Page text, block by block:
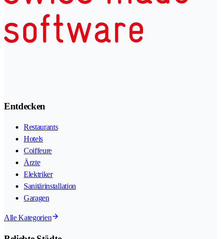
Entdecken
Restaurants
Hotels
Coiffeure
Ärzte
Elektriker
Sanitärinstallation
Garagen
Alle Kategorien